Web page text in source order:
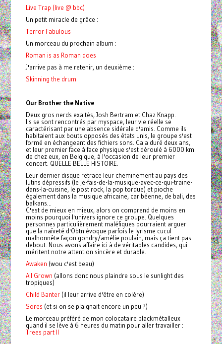
Live Trap (live @ bbc)
Un petit miracle de grâce :
Terror Fabulous
Un morceau du prochain album :
Roman is as Roman does
J'arrive pas à me retenir, un deuxième :
Skinning the drum
Our Brother the Native
Deux gros nerds exaltés, Josh Bertram et Chaz Knapp.
Ils se sont rencontrés par myspace, leur vie réelle se
caractérisant par une absence sidérale d'amis. Comme ils
habitaient aux bouts opposés des états unis, le groupe s'est
formé en échangeant des fichiers sons. Ca a duré deux ans,
et leur premier face à face physique s'est déroulé à 6000 km
de chez eux, en Belgique, à l'occasion de leur premier
concert. QUELLE BELLE HISTOIRE.
Leur dernier disque retrace leur cheminement au pays des
lutins dépressifs (le je-fais-de-la-musique-avec-ce-qui-traine-
dans-la-cuisine, le post rock, la pop tordue) et pioche
également dans la musique africaine, caribéenne, de bali, des
balkans...
C'est de mieux en mieux, alors on comprend de moins en
moins pourquoi l'univers ignore ce groupe. Quelques
personnes particulièrement maléfiques pourraient arguer
que la naïveté d'Obtn évoque parfois le lyrisme cucul
malhonnête façon gondry/amélie poulain, mais ça tient pas
debout. Nous avons affaire ici à de véritables candides, qui
méritent notre attention sincère et durable.
Awaken (wou c'est beau)
All Grown (allons donc nous plaindre sous le sunlight des
tropiques)
Child Banter(il leur arrive d'être en colère)
Sores (et si on se plaignait encore un peu ?)
Le morceau préféré de mon colocataire blackmétalleux
quand il se lève à 6 heures du matin pour aller travailler :
Trees part II